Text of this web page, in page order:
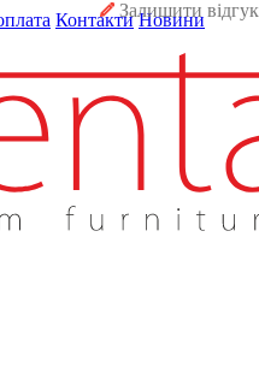
Контакти Новини
Залишити відгук